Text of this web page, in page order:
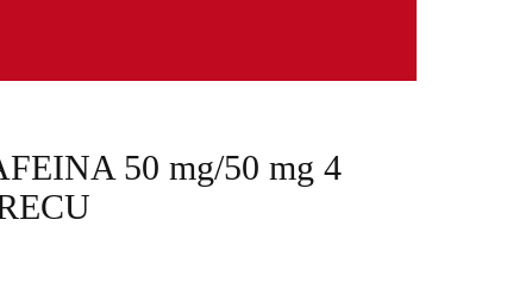
50 mg/50 mg 4